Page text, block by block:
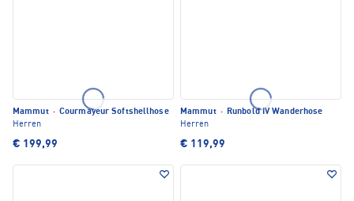
Mammut · Courmayeur Softshellhose
Herren
€ 199,99
Mammut · Runbold IV Wanderhose
Herren
€ 119,99